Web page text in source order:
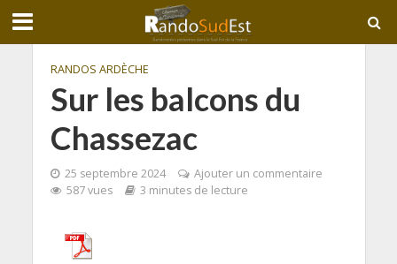
RANDOS ARDÈCHE
Sur les balcons du
Chassezac
25 septembre 2024
Ajouter un commentaire
587 vues
3 minutes de lecture